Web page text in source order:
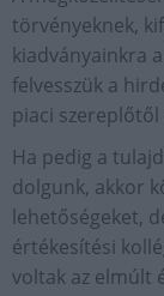
törvényeknek,
kiadványainkra
felvesszük a
piaci
Ha pedig a
dolgunk, akkor
lehetőségeket,
értékesítési
voltak az elmúlt